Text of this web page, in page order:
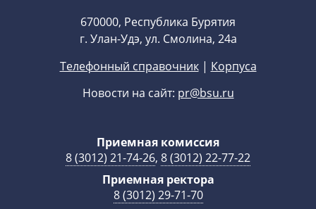
670000, Республика Бурятия
г. Улан-Удэ, ул. Смолина, 24а
Телефонный справочник| Корпуса
Новости на сайт: pr@bsu.ru
Приемная комиссия
8 (3012) 21-74-26, 8 (3012) 22-77-22
Приемная ректора
8 (3012) 29-71-70